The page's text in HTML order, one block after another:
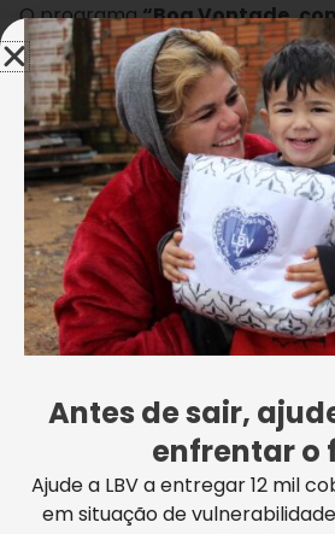
O programa“Boa Vontade,
para celebrar a chegada do ano
retrospectiva das ações da
Vontade(LBV)que marcaram
crianças, adolescentes, adultos
da Solidariedade! Assista e
doação fez a diferença na vida
brasileiros!
Antes de sair,
enfrentar o
Ajude a LBV a entregar 12 mil
em situação de